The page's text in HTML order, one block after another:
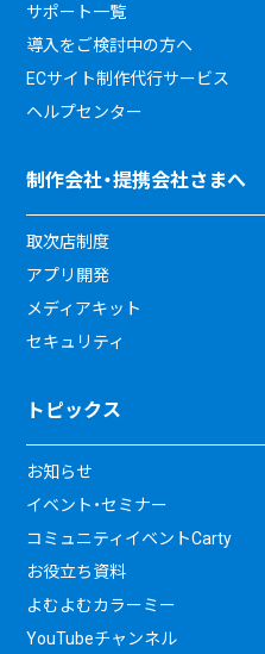
サポート一覧
導入をご検討中の方へ
ECサイト制作代行サービス
ヘルプセンター
制作会社・提携会社さまへ
取次店制度
アプリ開発
メディアキット
セキュリティ
トピックス
お知らせ
イベント・セミナー
コミュニティイベントCarty
お役立ち資料
よむよむカラーミー
YouTubeチャンネル